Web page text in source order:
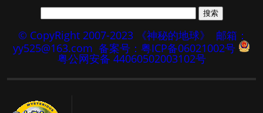
© CopyRight 2007-2023 《神秘的地球》
邮箱：
yy525@163.com 备案号：粤ICP备06021002号
粤公网安备 44060502003102号